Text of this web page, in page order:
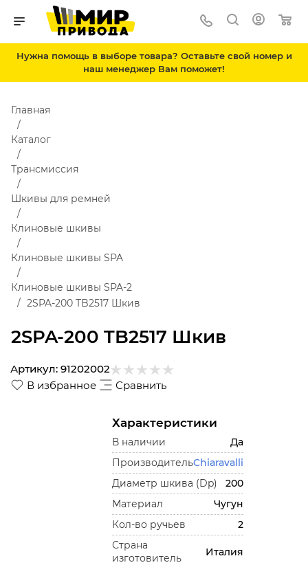
Нужна помощь в выборе товара? Оставьте свой номер и
наш менеджер Вам поможет!
2SPA-200 TB2517 Шкив
Главная
Каталог
Трансмиссия
Шкивы для ремней
Клиновые шкивы
Клиновые шкивы SPA
Клиновые шкивы SPA-2
2SPA-200 TB2517 Шкив
В избранное Сравнить
Артикул: 91202002
Характеристики
В наличии
Да
ПроизводительChiaravalli
Диаметр шкива (Dp)
200
Материал
Чугун
Кол-во ручьев
2
Страна
изготовитель
Италия